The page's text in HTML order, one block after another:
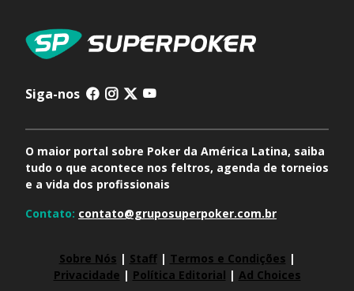
Siga-nos
O maior portal sobre Poker da América Latina, saiba
tudo o que acontece nos feltros, agenda de torneios
e a vida dos profissionais
Contato: contato@gruposuperpoker.com.br
Sobre Nós | Staff| Termos e Condições |
Privacidade | Política Editorial | Ad Choices